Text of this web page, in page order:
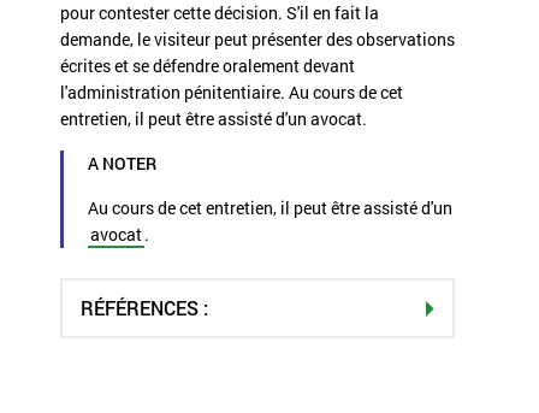
pour contester cette décision. S'il en fait la
demande, le visiteur peut présenter des observations
écrites et se défendre oralement devant
l'administration pénitentiaire. Au cours de cet
entretien, il peut être assisté d'un avocat.
A NOTER
Au cours de cet entretien, il peut être assisté d'un
avocat.
RÉFÉRENCES :